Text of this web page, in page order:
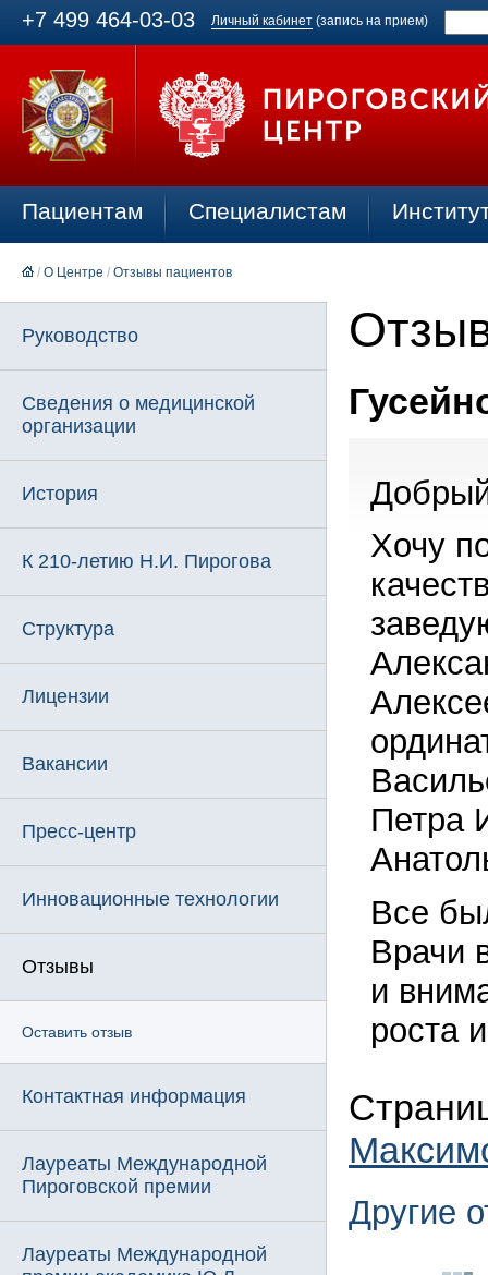
+7 499 464-03-03 Личный кабинет (запись на прием)
Пациентам Специалистам
/ О Центре / Отзывы пациентов
Руководство
Сведения о медицинской
организации
История
К 210-летию Н.И. Пирогова
Структура
Лицензии
Вакансии
Пресс-центр
Инновационные технологии
Отзывы
Оставить отзыв
Контактная информация
Лауреаты Международной
Пироговской премии
Лауреаты Международной
Хочу
Петра
Все
Врачи
и
роста
Другие